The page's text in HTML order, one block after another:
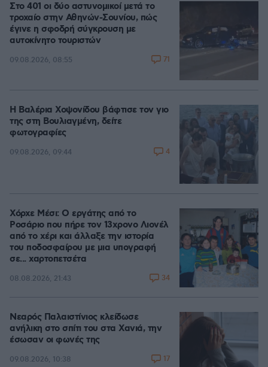
Στο 401 οι δύο αστυνομικοί μετά το
τροχαίο στην Αθηνών-Σουνίου, πώς
έγινε η σφοδρή σύγκρουση με
αυτοκίνητο τουριστών
09.08.2026, 08:55 71
Η Βαλέρια Χοψονίδου βάφτισε τον γιο
της στη Βουλιαγμένη, δείτε
φωτογραφίες
09.08.2026, 09:44 4
Χόρχε Μέσι: Ο εργάτης από το
Ροσάριο που πήρε τον 13χρονο Λιονέλ
από το χέρι και άλλαξε την ιστορία
του ποδοσφαίρου με μια υπογραφή
σε... χαρτοπετσέτα
08.08.2026, 21:43 34
Νεαρός Παλαιστίνιος κλείδωσε
ανήλικη στο σπίτι του στα Χανιά, την
έσωσαν οι φωνές της
09.08.2026, 10:38 17